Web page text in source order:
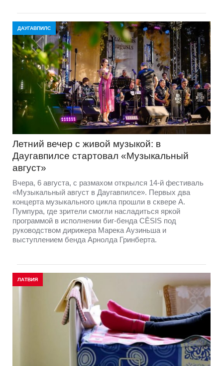
ДАУГАВПИЛС
Летний вечер с живой музыкой: в
Даугавпилсе стартовал «Музыкальный
август»
Вчера, 6 августа, с размахом открылся 14-й фестиваль
«Музыкальный август в Даугавпилсе». Первых два
концерта музыкального цикла прошли в сквере А.
Пумпура, где зрители смогли насладиться яркой
программой в исполнении биг-бенда CĒSIS под
руководством дирижера Марека Аузиньша и
выступлением бенда Арнолда Гринберта.
ЛАТВИЯ